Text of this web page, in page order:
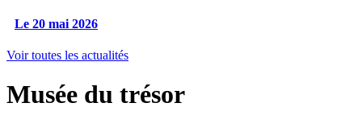
Le 20 mai 2026
Voir toutes les actualités
Musée du trésor